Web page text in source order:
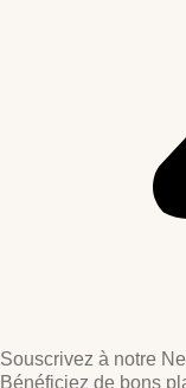
Souscrivez à notre
Bénéficiez de bons